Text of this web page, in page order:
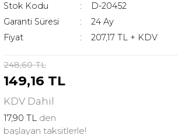
Stok Kodu
D-20452
Garanti Süresi
24 Ay
Fiyat
207,17 TL + KDV
248,60 TL
149,16 TL
KDV Dahil
17,90 TL den
başlayan taksitlerle!